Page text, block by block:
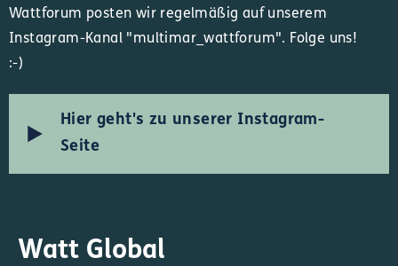
Wattforum posten wir regelmäßig auf unserem
Instagram-Kanal "multimar_wattforum". Folge uns!
:-)
Hier geht's zu unserer Instagram-
Seite
Watt Global